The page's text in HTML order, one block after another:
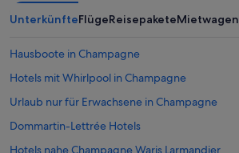
UnterkünfteFlügeReisepaketeMietwagen
Hausboote in Champagne
Hotels mit Whirlpool in Champagne
Urlaub nur für Erwachsene in Champagne
Dommartin-Lettrée Hotels
Hotels nahe Champagne Waris Larmandier